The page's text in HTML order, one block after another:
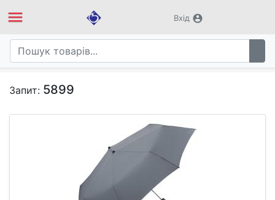
menu Вхід account_circle
Запит: 5899